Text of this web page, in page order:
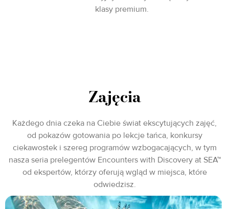
klasy premium.
Zajęcia
Każdego dnia czeka na Ciebie świat ekscytujących zajęć,
od pokazów gotowania po lekcje tańca, konkursy
ciekawostek i szereg programów wzbogacających, w tym
nasza seria prelegentów Encounters with Discovery at SEA™
od ekspertów, którzy oferują wgląd w miejsca, które
odwiedzisz.